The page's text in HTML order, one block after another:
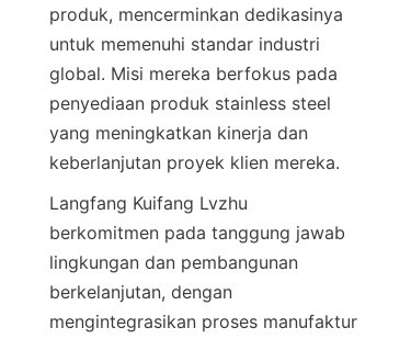
produk, mencerminkan dedikasinya
untuk memenuhi standar industri
global. Misi mereka berfokus pada
penyediaan produk stainless steel
yang meningkatkan kinerja dan
keberlanjutan proyek klien mereka.
Langfang Kuifang Lvzhu
berkomitmen pada tanggung jawab
lingkungan dan pembangunan
berkelanjutan, dengan
mengintegrasikan proses manufaktur